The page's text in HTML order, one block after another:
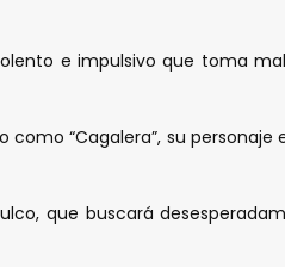
e impulsivo que toma
“Cagalera”, su personaje
que buscará